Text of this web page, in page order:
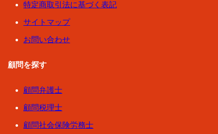
特定商取引法に基づく表記
サイトマップ
お問い合わせ
顧問を探す
顧問弁護士
顧問税理士
顧問社会保険労務士